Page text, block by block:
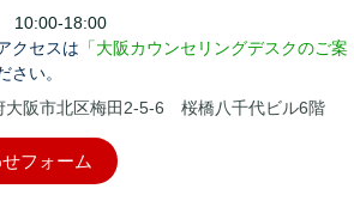
10:00-18:00
クセスは 「大阪カウンセリングデスクのご案
さい。
大阪市北区梅田2-5-6 桜橋八千代ビル6階
フォーム